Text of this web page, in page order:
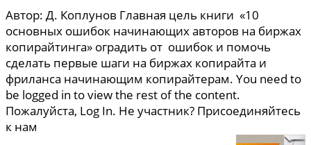
Автор: Д. Коплунов Главная цель книги «10
основных ошибок начинающих авторов на биржах
копирайтинга» оградить от ошибок и помочь
сделать первые шаги на биржах копирайта и
фриланса начинающим копирайтерам. You need to
be logged in to view the rest of the content.
Пожалуйста, Log In. Не участник? Присоединяйтесь
к нам